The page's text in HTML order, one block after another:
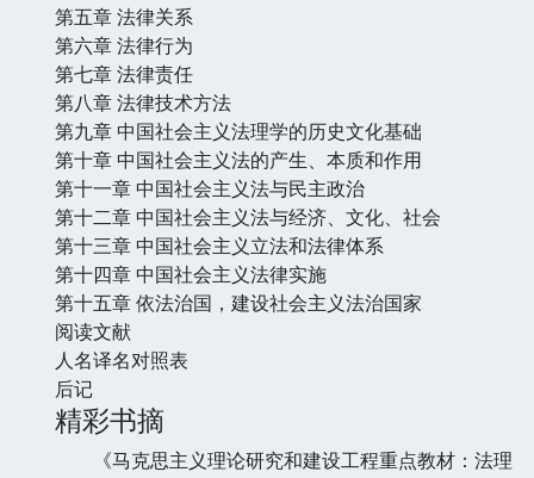
第五章 法律关系
第六章 法律行为
第七章 法律责任
第八章 法律技术方法
第九章 中国社会主义法理学的历史文化基础
第十章 中国社会主义法的产生、本质和作用
第十一章 中国社会主义法与民主政治
第十二章 中国社会主义法与经济、文化、社会
第十三章 中国社会主义立法和法律体系
第十四章 中国社会主义法律实施
第十五章 依法治国，建设社会主义法治国家
阅读文献
人名译名对照表
后记
精彩书摘
《马克思主义理论研究和建设工程重点教材：法理